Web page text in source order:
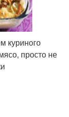
куриного
просто не